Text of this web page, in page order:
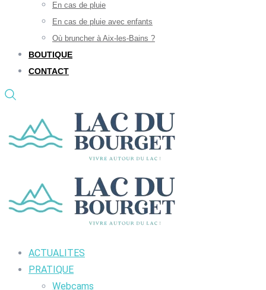
En cas de pluie
En cas de pluie avec enfants
Où bruncher à Aix-les-Bains ?
BOUTIQUE
CONTACT
ACTUALITES
PRATIQUE
Webcams